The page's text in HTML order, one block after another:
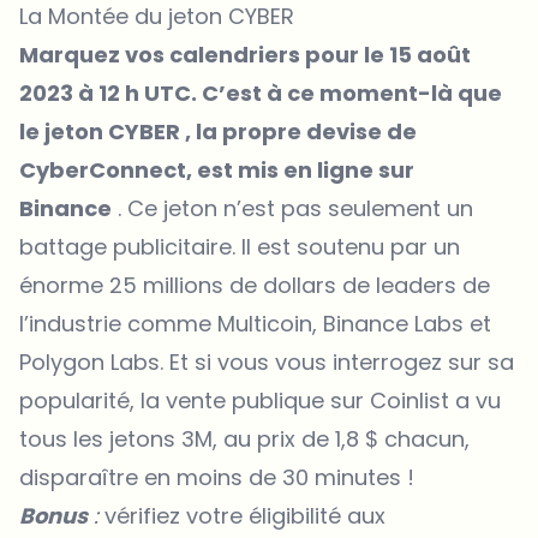
La Montée du jeton CYBER
Marquez vos calendriers pour le 15 août
2023 à 12 h UTC. C’est à ce moment-là que
le jeton CYBER , la propre devise de
CyberConnect, est mis en ligne sur
Binance . Ce jeton n’est pas seulement un
battage publicitaire. Il est soutenu par un
énorme 25 millions de dollars de leaders de
l’industrie comme Multicoin, Binance Labs et
Polygon Labs. Et si vous vous interrogez sur sa
popularité, la vente publique sur Coinlist a vu
tous les jetons 3M, au prix de 1,8 $ chacun,
disparaître en moins de 30 minutes !
Bonus:vérifiez votre éligibilité aux